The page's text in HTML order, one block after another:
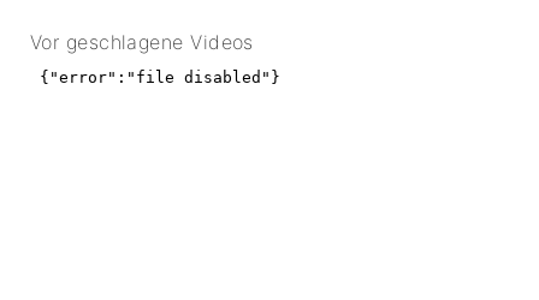
Vor geschlagene Videos